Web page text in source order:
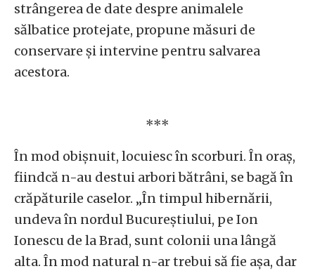
strângerea de date despre animalele
sălbatice protejate, propune măsuri de
conservare și intervine pentru salvarea
acestora.
***
În mod obișnuit, locuiesc în scorburi. În oraș,
fiindcă n-au destui arbori bătrâni, se bagă în
crăpăturile caselor. „În timpul hibernării,
undeva în nordul Bucureștiului, pe Ion
Ionescu de la Brad, sunt colonii una lângă
alta. În mod natural n-ar trebui să fie așa, dar